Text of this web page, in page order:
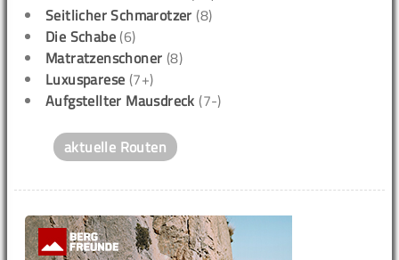
Seitlicher Schmarotzer (8)
Die Schabe (6)
Matratzenschoner (8)
Luxusparese (7+)
Aufgstellter Mausdreck (7-)
aktuelle Routen